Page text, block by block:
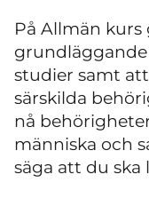
På Allmän
studier samt
särskilda
nå
människa och
säga att du ska